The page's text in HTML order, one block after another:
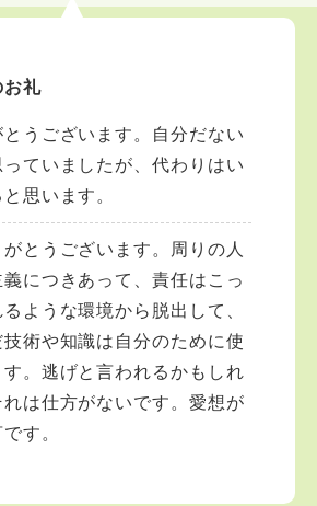
お礼
うございます。自分だない
ていましたが、代わりはい
思います。
とうございます。周りの人
につきあって、責任はこっ
ような環境から脱出して、
術や知識は自分のために使
。逃げと言われるかもしれ
れは仕方がないです。愛想が
す。